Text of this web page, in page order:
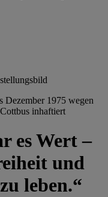
1975 wegen
inhaftiert
es Wert –
und
leben.“